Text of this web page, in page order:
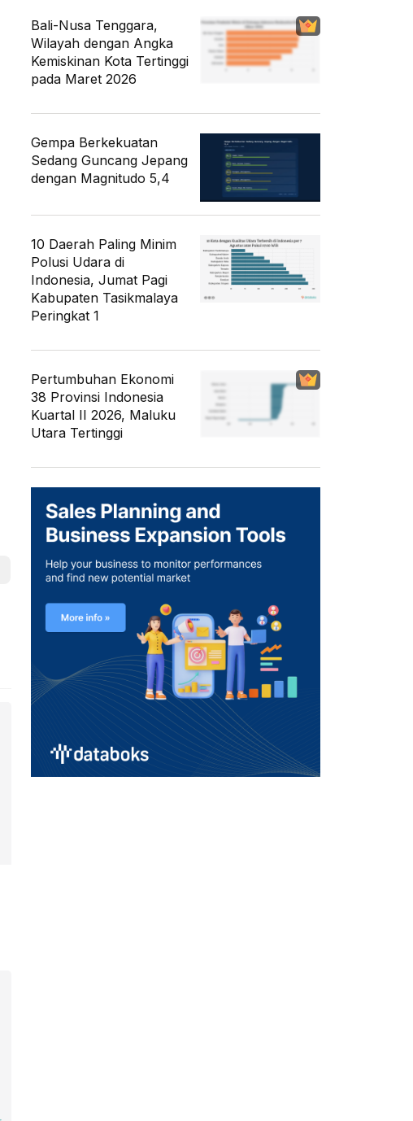
Bali-Nusa Tenggara,
Wilayah dengan Angka
Kemiskinan Kota Tertinggi
pada Maret 2026
Gempa Berkekuatan
Sedang Guncang Jepang
dengan Magnitudo 5,4
10 Daerah Paling Minim
Polusi Udara di
Indonesia, Jumat Pagi
Kabupaten Tasikmalaya
Peringkat 1
Pertumbuhan Ekonomi
38 Provinsi Indonesia
Kuartal II 2026, Maluku
Utara Tertinggi